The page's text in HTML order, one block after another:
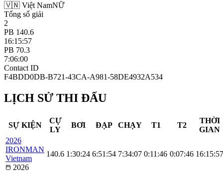
🇻🇳 Việt NamNỮ
Tổng số giải
2
PB 140.6
16:15:57
PB 70.3
7:06:00
Contact ID
F4BDD0DB-B721-43CA-A981-58DE4932A534
LỊCH SỬ THI ĐẤU
SỰ KIỆN
CỰ
LY
BƠI ĐẠP CHẠY T1 T2
THỜI
GIAN
2026
IRONMAN
Vietnam
2026
140.6 1:30:24 6:51:54 7:34:07 0:11:46 0:07:46 16:15:57